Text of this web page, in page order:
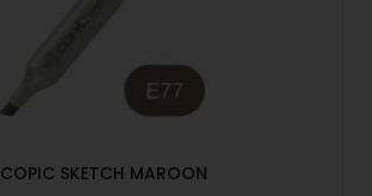
COPIC SKETCH MAROON